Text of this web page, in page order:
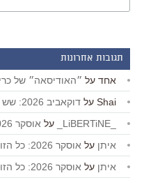
תגובות אחרונות
אחד על ״האודיסאה״ של
Shai על דוקאביב 2026: שש או שבע המלצות
על אוסקר 2026: כל הזוכים
איתן על אוסקר 2026: כל הזוכים
איתן על אוסקר 2026: כל הזוכים